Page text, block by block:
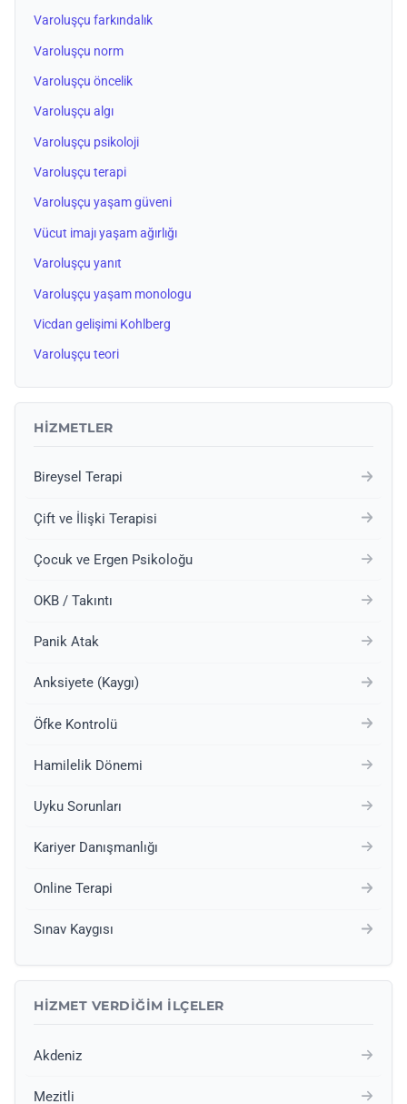
Varoluşçu farkındalık
Varoluşçu norm
Varoluşçu öncelik
Varoluşçu algı
Varoluşçu psikoloji
Varoluşçu terapi
Varoluşçu yaşam güveni
Vücut imajı yaşam ağırlığı
Varoluşçu yanıt
Varoluşçu yaşam monologu
Vicdan gelişimi Kohlberg
Varoluşçu teori
HIZMETLER
Bireysel Terapi
Çift ve İlişki Terapisi
Çocuk ve Ergen Psikoloğu
OKB / Takıntı
Panik Atak
Anksiyete (Kaygı)
Öfke Kontrolü
Hamilelik Dönemi
Uyku Sorunları
Kariyer Danışmanlığı
Online Terapi
Sınav Kaygısı
HIZMET VERDIĞIM İLÇELER
Akdeniz
Mezitli